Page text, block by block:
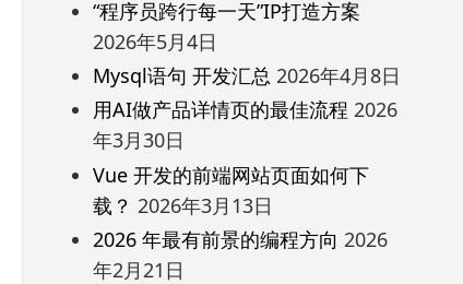
“程序员跨行每一天”IP打造方案
2026年5月4日
Mysql语句 开发汇总 2026年4月8日
用AI做产品详情页的最佳流程 2026
年3月30日
Vue 开发的前端网站页面如何下
载？ 2026年3月13日
2026 年最有前景的编程方向 2026
年2月21日